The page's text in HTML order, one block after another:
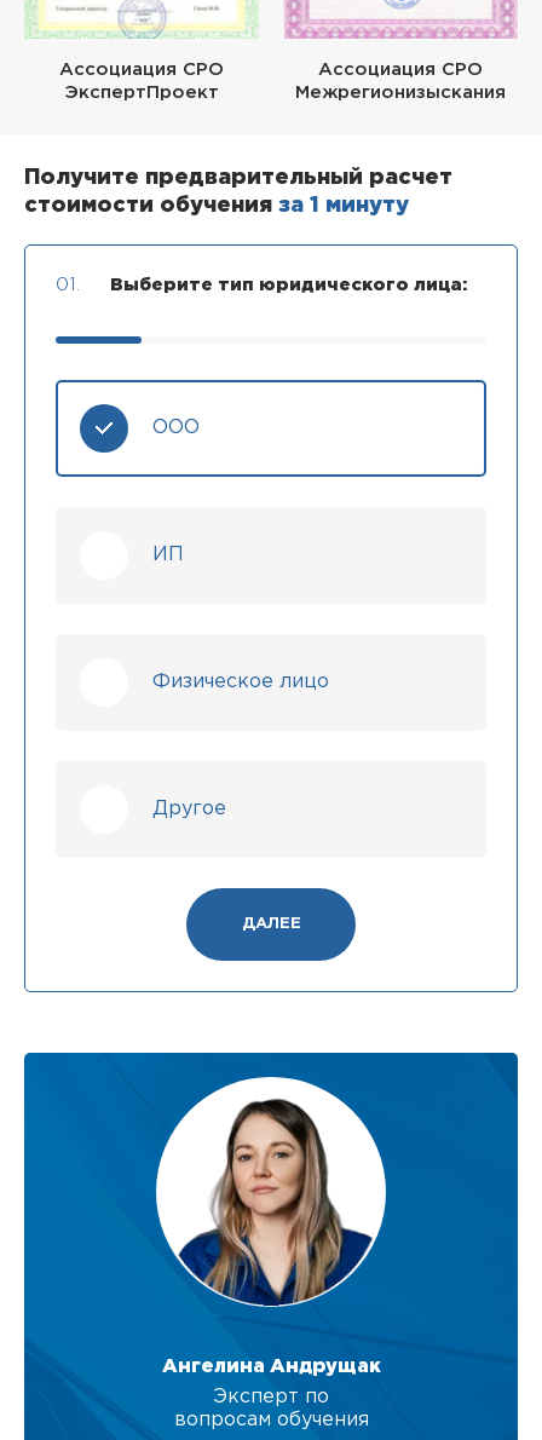
Ассоциация СРО
ЭкспертПроект
Ассоциация СРО
Межрегионизыскания
Получите предварительный расчет
стоимости обучения за 1 минуту
01. Выберите тип юридического лица:
ООО
ИП
Физическое лицо
Другое
ДАЛЕЕ
Ангелина Андрущак
Эксперт по
вопросам обучения